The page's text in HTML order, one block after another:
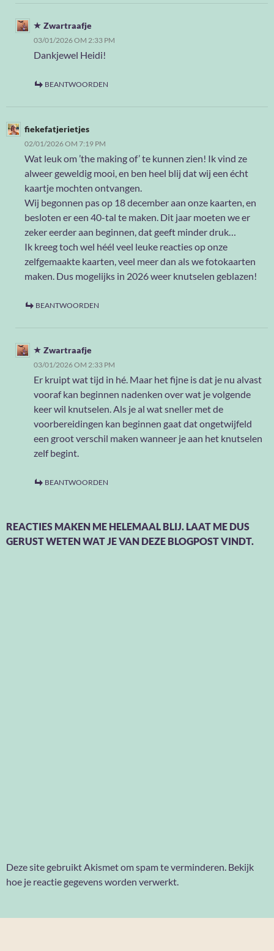
Zwartraafje
03/01/2026 OM 2:33 PM
Dankjewel Heidi!
BEANTWOORDEN
fiekefatjerietjes
02/01/2026 OM 7:19 PM
Wat leuk om ’the making of’ te kunnen zien! Ik vind ze
alweer geweldig mooi, en ben heel blij dat wij een écht
kaartje mochten ontvangen.
Wij begonnen pas op 18 december aan onze kaarten, en
besloten er een 40-tal te maken. Dit jaar moeten we er
zeker eerder aan beginnen, dat geeft minder druk…
Ik kreeg toch wel héél veel leuke reacties op onze
zelfgemaakte kaarten, veel meer dan als we fotokaarten
maken. Dus mogelijks in 2026 weer knutselen geblazen!
BEANTWOORDEN
Zwartraafje
03/01/2026 OM 2:33 PM
Er kruipt wat tijd in hé. Maar het fijne is dat je nu alvast
vooraf kan beginnen nadenken over wat je volgende
keer wil knutselen. Als je al wat sneller met de
voorbereidingen kan beginnen gaat dat ongetwijfeld
een groot verschil maken wanneer je aan het knutselen
zelf begint.
BEANTWOORDEN
REACTIES MAKEN ME HELEMAAL BLIJ. LAAT ME DUS
GERUST WETEN WAT JE VAN DEZE BLOGPOST VINDT.
Deze site gebruikt Akismet om spam te verminderen. Bekijk
hoe je reactie gegevens worden verwerkt